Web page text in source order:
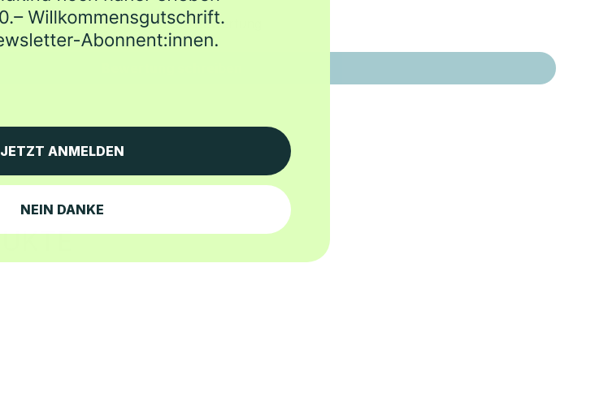
Schreib' die erste Bewertung
JETZT ANMELDEN
NEIN DANKE